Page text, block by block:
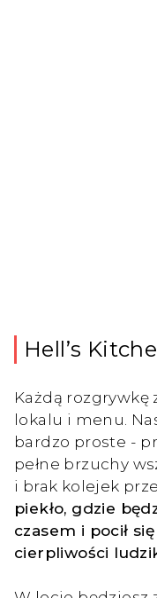
Hell’s
Każdą
lokalu i menu.
bardzo proste -
pełne brzuchy
i brak kolejek
piekło, gdzie
czasem i pocił
cierpliwości